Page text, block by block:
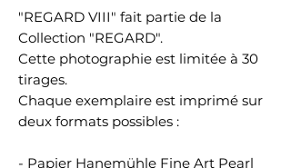
"REGARD VIII" fait partie de la
Collection "REGARD".
Cette photographie est limitée à 30
tirages.
Chaque exemplaire est imprimé sur
deux formats possibles :
- Papier Hanemühle Fine Art Pearl